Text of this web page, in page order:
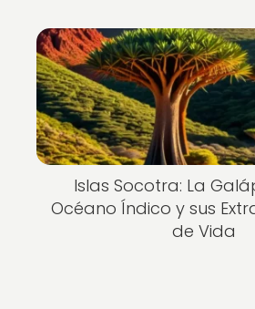
Islas Socotra: La
Océano Índico y sus
de Vida